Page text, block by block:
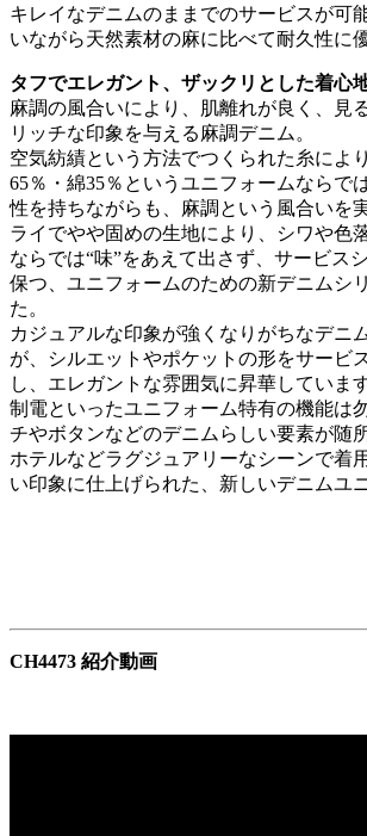
キレイなデニムのままでのサービスが可
いながら天然素材の麻に比べて耐久性に
タフでエレガント、ザックリとした着心
麻調の風合いにより、肌離れが良く、見
リッチな印象を与える麻調デニム。
空気紡績という方法でつくられた糸によ
65％・綿35％というユニフォームならで
性を持ちながらも、麻調という風合いを
ライでやや固めの生地により、シワや色
ならでは“味”をあえて出さず、サービス
保つ、ユニフォームのための新デニムシ
た。
カジュアルな印象が強くなりがちなデニ
が、シルエットやポケットの形をサービ
し、エレガントな雰囲気に昇華していま
制電といったユニフォーム特有の機能は
チやボタンなどのデニムらしい要素が随
ホテルなどラグジュアリーなシーンで着
い印象に仕上げられた、新しいデニムユ
CH4473 紹介動画